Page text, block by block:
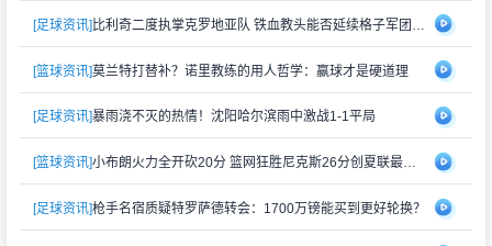
[足球资讯]
[篮球资讯]莫兰特打替补？诺里教练的用人哲学：赢球才是硬道理
[足球资讯]暴雨浇不灭的热情！沈阳哈尔滨雨中激战1-1平局
[篮球资讯] 小布朗火力全开砍20分 篮网狂胜尼克斯26分创夏联最大分差
[足球资讯]枪手名宿质疑特罗萨德转会：1700万镑能买到更好轮换？